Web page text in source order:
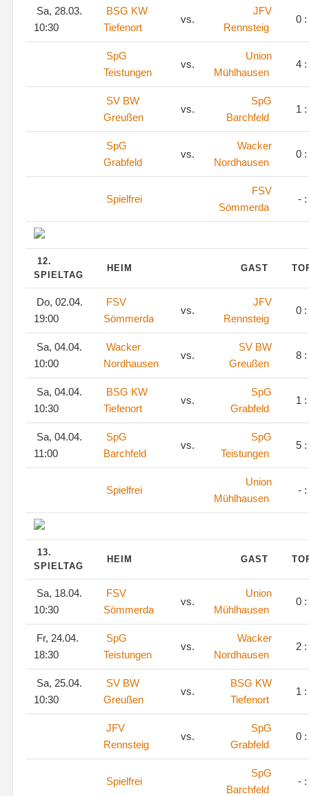
Sa, 28.03.
10:30
BSG KW
Tiefenort
vs.
JFV
Rennsteig
0
SpG
Teistungen
vs.
Union
Mühlhausen
4
SV BW
Greußen
vs.
SpG
Barchfeld
1
SpG
Grabfeld
vs.
Wacker
Nordhausen
0
Spielfrei
FSV
Sömmerda
- :
12.
SPIELTAG
HEIM GAST
Do, 02.04.
19:00
FSV
Sömmerda
vs.
JFV
Rennsteig
0
Sa, 04.04.
10:00
Wacker
Nordhausen
vs.
SV BW
Greußen
8
Sa, 04.04.
10:30
BSG KW
Tiefenort
vs.
SpG
Grabfeld
1
Sa, 04.04.
11:00
SpG
Barchfeld
vs.
SpG
Teistungen
5
Spielfrei
Union
Mühlhausen
- :
13.
SPIELTAG
HEIM GAST
Sa, 18.04.
10:30
FSV
Sömmerda
vs.
Union
Mühlhausen
0
Fr, 24.04.
18:30
SpG
Teistungen
vs.
Wacker
Nordhausen
2
Sa, 25.04.
10:30
SV BW
Greußen
vs.
BSG KW
Tiefenort
1
JFV
Rennsteig
vs.
SpG
Grabfeld
0
Spielfrei
SpG
Barchfeld
- :